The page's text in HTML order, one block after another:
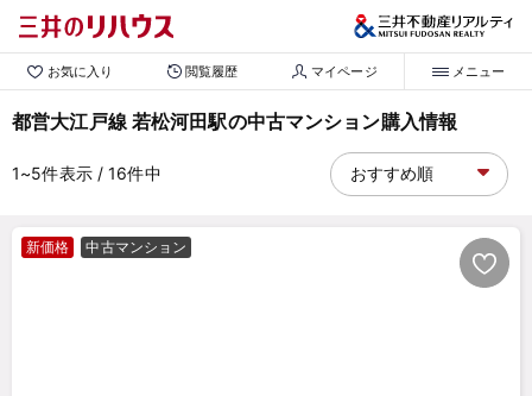
お気に入り 閲覧履歴 マイページ メニュー
都営大江戸線 若松河田駅の中古マンション購入情報
1~5件表示/ 16件中
新価格 中古マンション